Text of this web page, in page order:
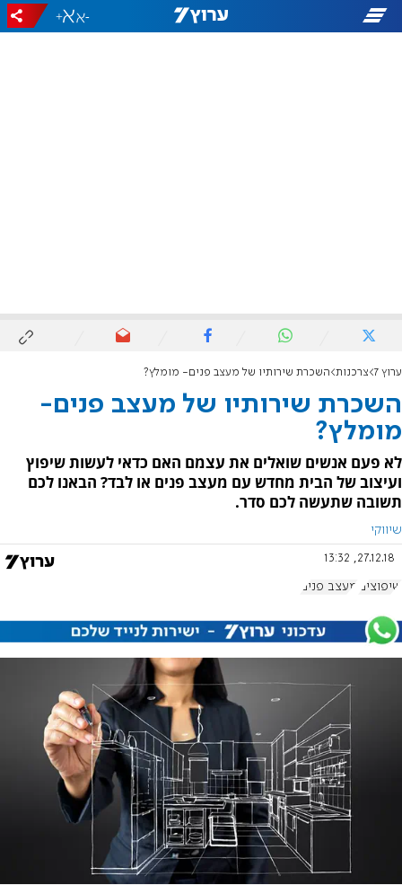
-
+
ערוץ 7 צרכנות השכרת שירותיו של מעצב פנים- מומלץ?
השכרת שירותיו של מעצב פנים-
מומלץ?
לא פעם אנשים שואלים את עצמם האם כדאי לעשות שיפוץ
ועיצוב של הבית מחדש עם מעצב פנים או לבד? הבאנו לכם
תשובה שתעשה לכם סדר.
שיווקי
27.12.18, 13:32
שיפוצים מעצב פנים